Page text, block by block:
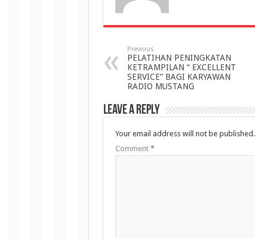
Previous
PELATIHAN PENINGKATAN
KETRAMPILAN “ EXCELLENT
SERVICE” BAGI KARYAWAN
RADIO MUSTANG
Leave a Reply
Your email address will not be published.
Comment *